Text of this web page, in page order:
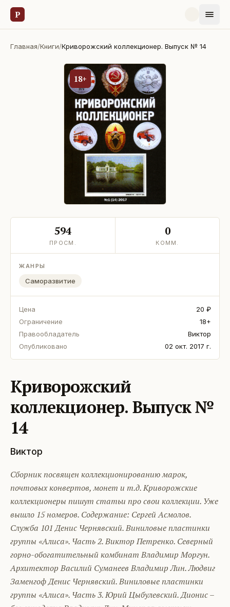
Р
Главная/Книги/Криворожский коллекционер. Выпуск № 14
18+
594
ПРОСМ.
0
КОММ.
ЖАНРЫ
Саморазвитие
Цена
20 ₽
Ограничение
18+
Правообладатель
Виктор
Опубликовано
02 окт. 2017 г.
Криворожский
коллекционер. Выпуск №
14
Виктор
Сборник посвящен коллекционированию марок,
почтовых конвертов, монет и т.д. Криворожские
коллекционеры пишут статьи про свои коллекции. Уже
вышло 15 номеров. Содержание: Сергей Асмолов.
Служба 101 Денис Чернявский. Виниловые пластинки
группы «Алиса». Часть 2. Виктор Петренко. Северный
горно-обогатительный комбинат Владимир Моргун.
Архитектор Василий Суманеев Владимир Лин. Людвиг
Заменгоф Денис Чернявский. Виниловые пластинки
группы «Алиса». Часть 3. Юрий Цыбулевский. Дионис –